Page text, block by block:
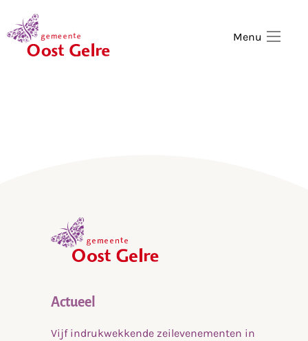
Menu
Actueel
Vijf indrukwekkende zeilevenementen in